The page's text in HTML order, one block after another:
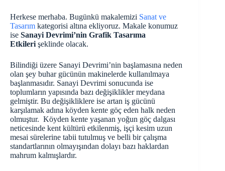
Herkese merhaba. Bugünkü makalemizi Sanat ve
Tasarım kategorisi altına ekliyoruz. Makale konumuz
ise Sanayi Devrimi’nin Grafik Tasarıma
Etkileri şeklinde olacak.
Bilindiği üzere Sanayi Devrimi’nin başlamasına neden
olan şey buhar gücünün makinelerde kullanılmaya
başlanmasıdır. Sanayi Devrimi sonucunda ise
toplumların yapısında bazı değişiklikler meydana
gelmiştir. Bu değişikliklere ise artan iş gücünü
karşılamak adına köyden kente göç eden halk neden
olmuştur. Köyden kente yaşanan yoğun göç dalgası
neticesinde kent kültürü etkilenmiş, işçi kesim uzun
mesai sürelerine tabii tutulmuş ve belli bir çalışma
standartlarının olmayışından dolayı bazı haklardan
mahrum kalmışlardır.